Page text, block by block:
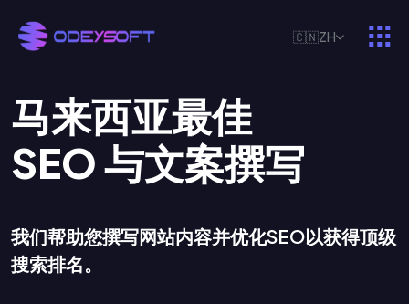
🇨🇳ZH
马来西亚最佳
SEO与文案撰写
我们帮助您撰写网站内容并优化SEO以获得顶级
搜索排名。